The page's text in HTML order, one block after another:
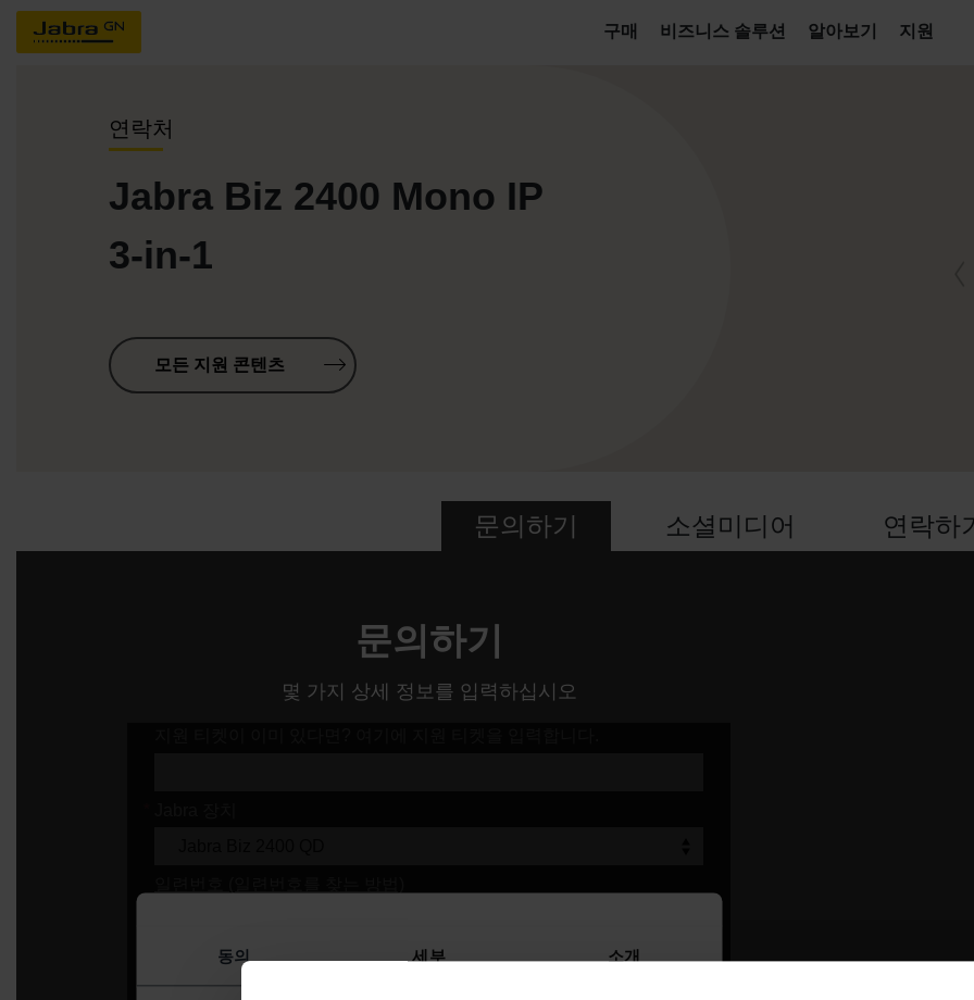
구매 비즈니스 솔루션 알아보기 지원
연락처
Jabra Biz 2400 Mono IP
3-in-1
모든 지원 콘텐츠
문의하기 소셜미디어 연락하
문의하기
몇 가지 상세 정보를 입력하십시오